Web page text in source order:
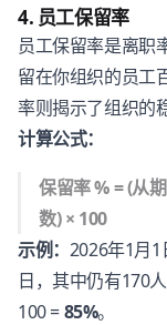
4. 员工保留率
员工保留率是离
留在你组织的员工
率则揭示了组织的
计算公式：
保留率 % = (从
数) × 100
示例： 2026年1月1
日，其中仍有170
100 =85%。